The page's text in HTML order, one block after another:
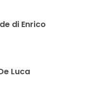
di Enrico
Luca